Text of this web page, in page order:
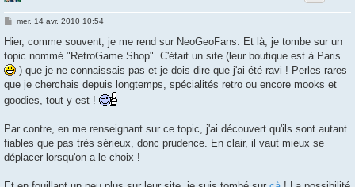
M
s
a
g
e
mer. 14 avr. 2010 10:54
Hier, comme souvent, je me rend sur NeoGeoFans. Et là, je tombe sur un
topic nommé "RetroGame Shop". C'était un site (leur boutique est à Paris
) que je ne connaissais pas et je dois dire que j'ai été ravi ! Perles rares
que je cherchais depuis longtemps, spécialités retro ou encore mooks et
goodies, tout y est !
Par contre, en me renseignant sur ce topic, j'ai découvert qu'ils sont autant
fiables que pas très sérieux, donc prudence. En clair, il vaut mieux se
déplacer lorsqu'on a le choix !